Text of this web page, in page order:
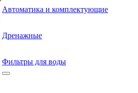
Автоматика и комплектующие
Дренажные
Фильтры для воды